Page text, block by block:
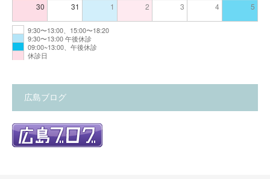
30 31 1 2 3 4 5
9:30〜13:00、15:00〜18:20
9:30〜13:00 午後休診
09:00~13:00、午後休診
休診日
広島ブログ